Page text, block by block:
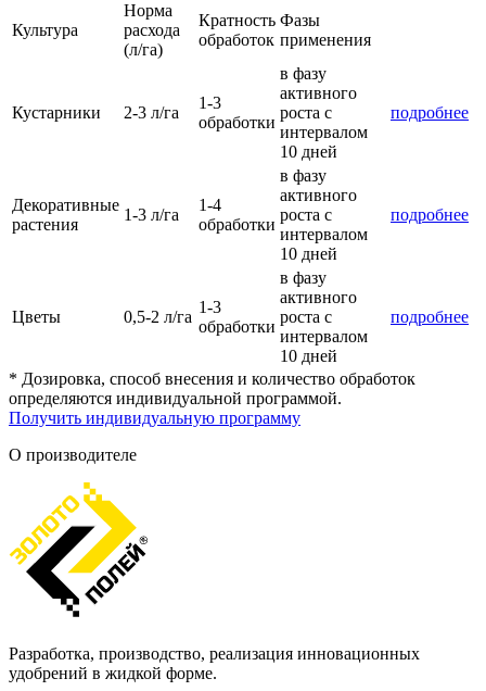
Культура
Норма
расхода
(л/га)
Кратность
обработок
Фазы
применения
Кустарники 2-3 л/га
1-3
обработки
в фазу
активного
роста с
интервалом
10 дней
подробнее
Декоративные
растения
1-3 л/га
1-4
обработки
в фазу
активного
роста с
интервалом
10 дней
подробнее
Цветы 0,5-2 л/га
1-3
обработки
в фазу
активного
роста с
интервалом
10 дней
подробнее
* Дозировка, способ внесения и количество обработок
определяются индивидуальной программой.
Получить индивидуальную программу
О производителе
Разработка, производство, реализация инновационных
удобрений в жидкой форме.